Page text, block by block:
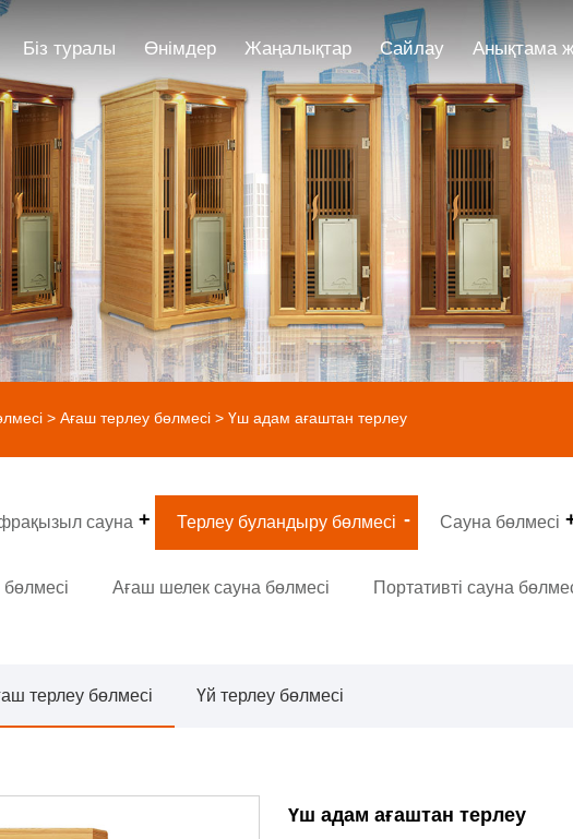
Біз туралы Өнімдер Жаңалықтар Сайлау Анықтама
>Ағаш терлеу бөлмесі > Үш адам ағаштан терлеу
сауна Терлеу буландыру бөлмесі Сауна бөлмесі
Ағаш шелек сауна бөлмесі Портативті сауна
терлеу бөлмесі Үй терлеу бөлмесі
Үш адам ағаштан терлеу